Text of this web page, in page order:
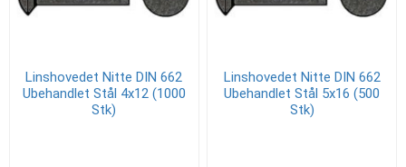
Linshovedet Nitte DIN 662
Ubehandlet Stål 4x12 (1000
Stk)
Linshovedet Nitte DIN 662
Ubehandlet Stål 5x16 (500
Stk)